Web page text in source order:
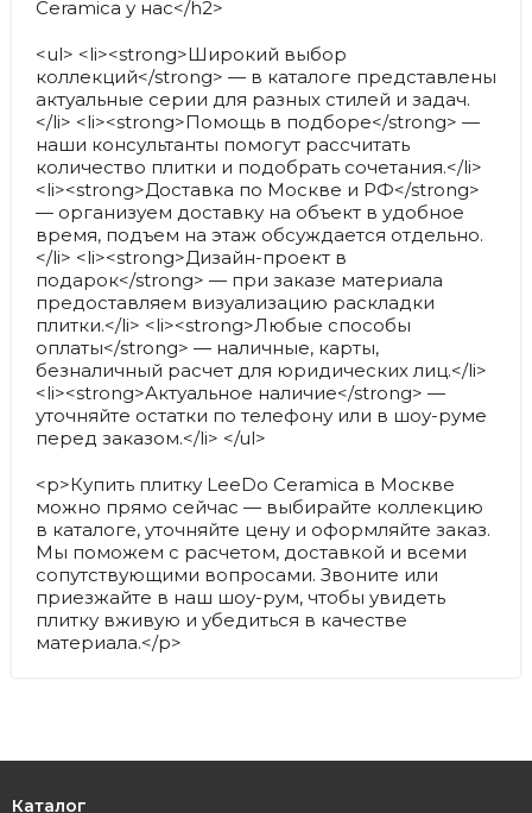
Ceramica у нас</h2>
<ul> <li><strong>Широкий выбор
коллекций</strong> — в каталоге представлены
актуальные серии для разных стилей и задач.
</li> <li><strong>Помощь в подборе</strong> —
наши консультанты помогут рассчитать
количество плитки и подобрать сочетания.</li>
<li><strong>Доставка по Москве и РФ</strong>
— организуем доставку на объект в удобное
время, подъем на этаж обсуждается отдельно.
</li> <li><strong>Дизайн-проект в
подарок</strong> — при заказе материала
предоставляем визуализацию раскладки
плитки.</li> <li><strong>Любые способы
оплаты</strong> — наличные, карты,
безналичный расчет для юридических лиц.</li>
<li><strong>Актуальное наличие</strong> —
уточняйте остатки по телефону или в шоу-руме
перед заказом.</li> </ul>
<p>Купить плитку LeeDo Ceramica в Москве
можно прямо сейчас — выбирайте коллекцию
в каталоге, уточняйте цену и оформляйте заказ.
Мы поможем с расчетом, доставкой и всеми
сопутствующими вопросами. Звоните или
приезжайте в наш шоу-рум, чтобы увидеть
плитку вживую и убедиться в качестве
материала.</p>
Каталог